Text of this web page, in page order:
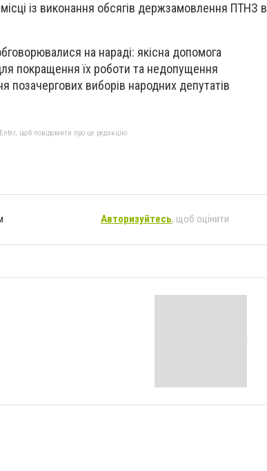
із виконання обсягів держзамовлення ПТНЗ в
на нараді: якісна допомога
покращення їх роботи та недопущення
позачергових виборів народних депутатів
щоб повідомити про це редакцію
Авторизуйтесь, щоб оцінити